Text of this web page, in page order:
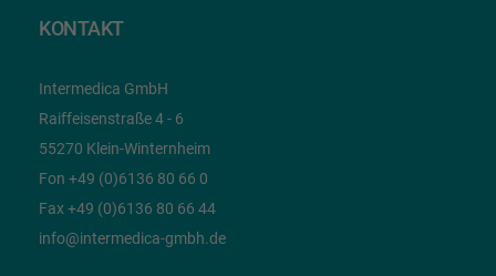
KONTAKT
Intermedica GmbH
Raiffeisenstraße 4 - 6
55270 Klein-Winternheim
Fon +49 (0)6136 80 66 0
Fax +49 (0)6136 80 66 44
info@intermedica-gmbh.de